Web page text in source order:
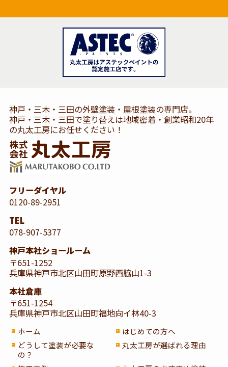
神戸・三木・三田の外壁塗装・屋根塗装の専門店。
神戸・三木・三田で塗り替えは地域密着・創業昭和20年
の丸太工房にお任せください！
フリーダイヤル
0120-89-2951
TEL
078-907-5377
神戸本社ショールーム
〒651-1252
兵庫県神戸市北区山田町原野西脇山1-3
本社倉庫
〒651-1254
兵庫県神戸市北区山田町福地向イ林40-3
ホーム
はじめての方へ
どうして塗装が必要な
の？
丸太工房が選ばれる理由